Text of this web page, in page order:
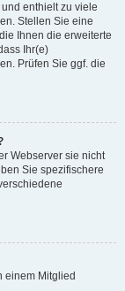
enthielt zu viele
Stellen Sie eine
Ihnen die erweiterte
Ihr(e)
Prüfen Sie ggf. die
Webserver sie nicht
Sie spezifischere
einem Mitglied